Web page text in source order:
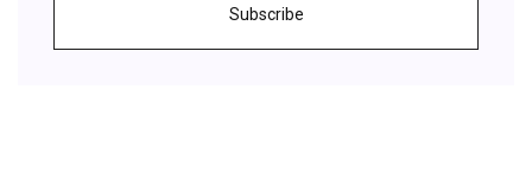
Subscribe